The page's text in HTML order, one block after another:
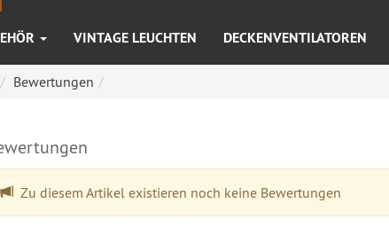
VINTAGE LEUCHTEN DECKENVENTILATOREN
Bewertungen
Zu diesem Artikel existieren noch keine Bewertungen